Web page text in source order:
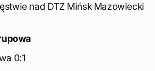
nad DTZ Mińsk Mazowiecki
0:1